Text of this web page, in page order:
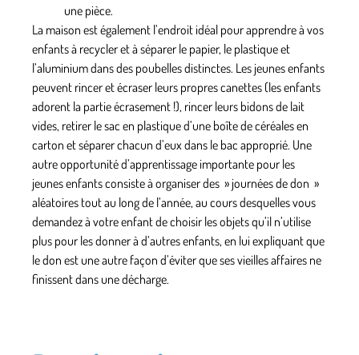
une pièce.
La maison est également l’endroit idéal pour apprendre à vos
enfants à recycler et à séparer le papier, le plastique et
l’aluminium dans des poubelles distinctes. Les jeunes enfants
peuvent rincer et écraser leurs propres canettes (les enfants
adorent la partie écrasement !), rincer leurs bidons de lait
vides, retirer le sac en plastique d’une boîte de céréales en
carton et séparer chacun d’eux dans le bac approprié. Une
autre opportunité d’apprentissage importante pour les
jeunes enfants consiste à organiser des » journées de don »
aléatoires tout au long de l’année, au cours desquelles vous
demandez à votre enfant de choisir les objets qu’il n’utilise
plus pour les donner à d’autres enfants, en lui expliquant que
le don est une autre façon d’éviter que ses vieilles affaires ne
finissent dans une décharge.